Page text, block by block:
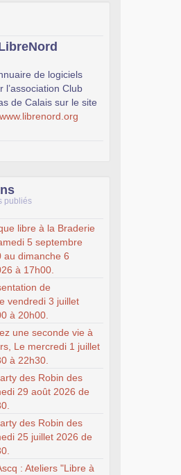
de logiciels
l’association Club
de Calais sur le site
publiés
libre à la Braderie
5 septembre
au dimanche 6
à 17h00.
de
vendredi 3 juillet
à 20h00.
une seconde vie à
Le mercredi 1 juillet
à 22h30.
des Robin des
29 août 2026 de
des Robin des
25 juillet 2026 de
: Ateliers "Libre à